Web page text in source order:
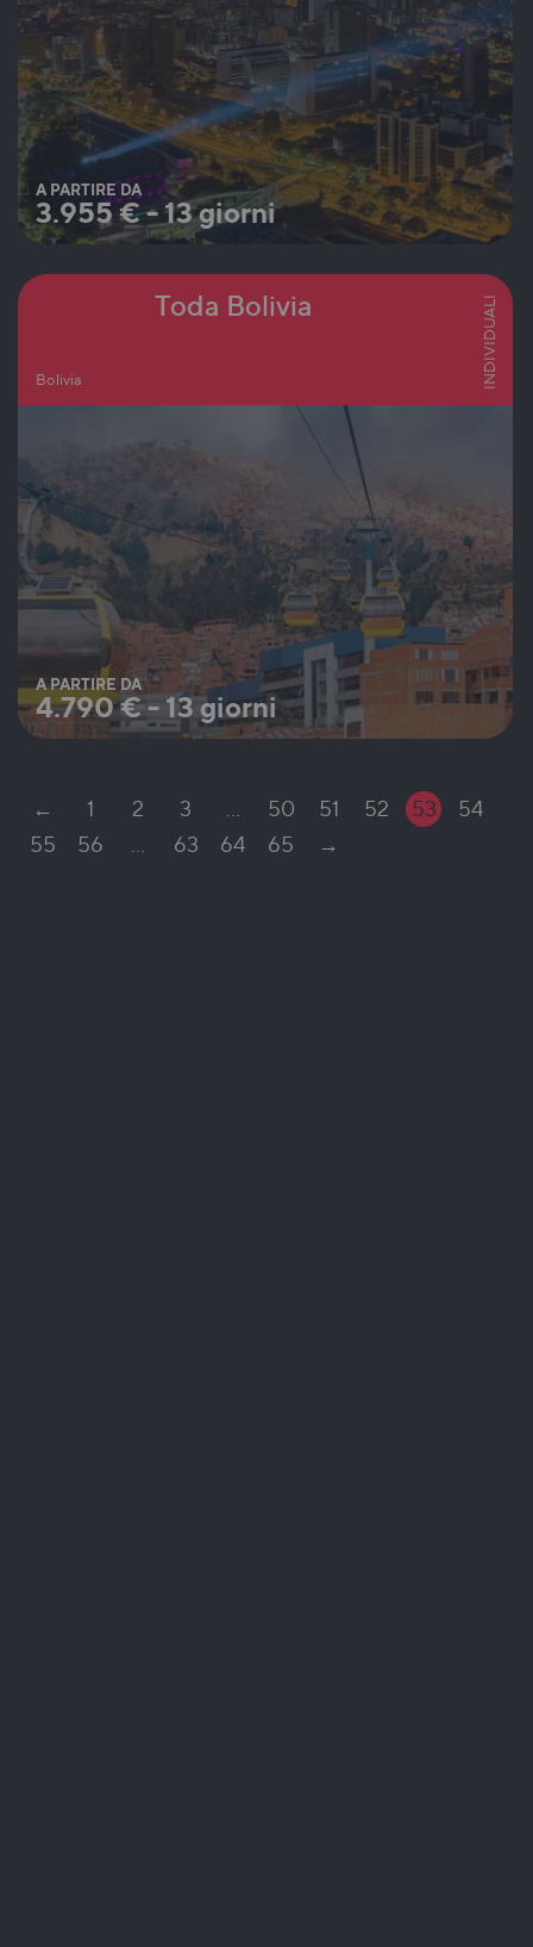
A PARTIRE DA
3.955€-13 giorni
Bolivia
Toda Bolivia INDIVIDUALI
A PARTIRE DA
4.790€- 13 giorni
← 1 2 3 50 51 52 53
54
55
56 63 64 65 →